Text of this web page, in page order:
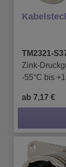
TM2321-
Zink-
-55°C bis
ab 7,17 €